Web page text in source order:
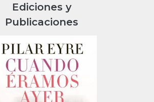
Ediciones y
Publicaciones